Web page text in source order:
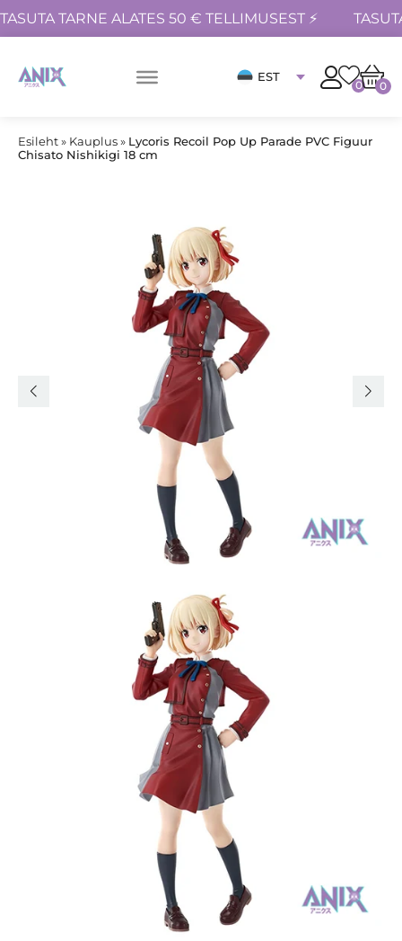
TASUTA TARNE ALATES 50 € TELLIMUSEST ⚡
EST
0 0
Esileht» Kauplus» Lycoris Recoil Pop Up Parade PVC Figuur
Chisato Nishikigi 18 cm